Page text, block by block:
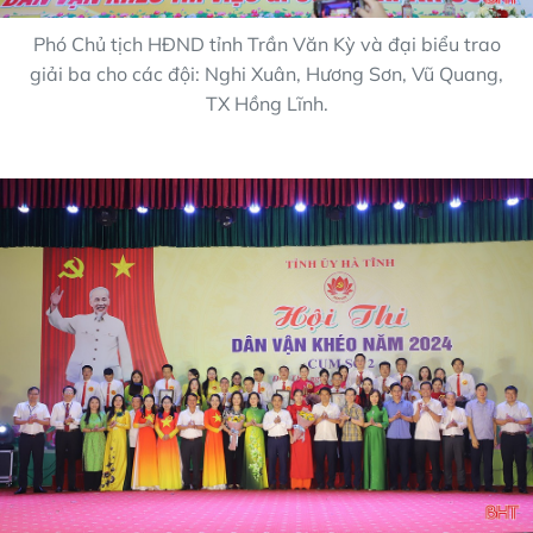
Phó Chủ tịch HĐND tỉnh Trần Văn Kỳ và đại biểu trao
giải ba cho các đội: Nghi Xuân, Hương Sơn, Vũ Quang,
TX Hồng Lĩnh.